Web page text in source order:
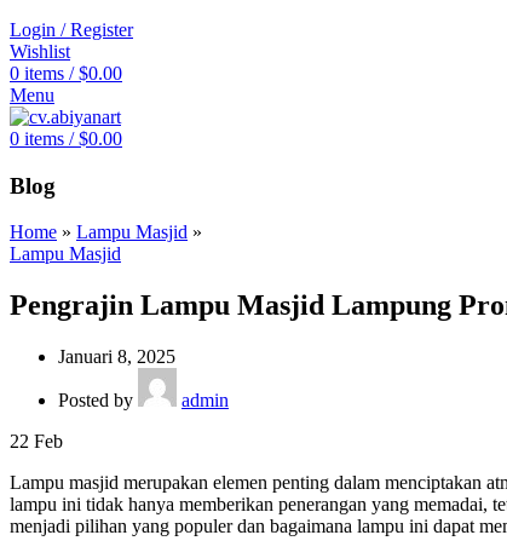
Login / Register
Wishlist
0 items / $0.00
Menu
0 items / $0.00
Blog
Home » Lampu Masjid »
Lampu Masjid
Pengrajin Lampu Masjid Lampung
Januari 8, 2025
Posted by
admin
22 Feb
Lampu masjid merupakan elemen penting dalam menciptakan
lampu ini tidak hanya memberikan penerangan yang memadai,
menjadi pilihan yang populer dan bagaimana lampu ini dapat